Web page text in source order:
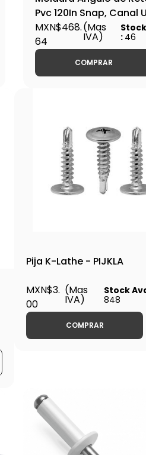
Pvc 120In Snap, Canal
3", CAUAR2 -
MXN$468.
64
(Mas
IVA)
: 46
COMPRAR
Pija K-Lathe - PIJKLA
MXN$3.
00
(Mas
IVA)
Stock
848
COMPRAR